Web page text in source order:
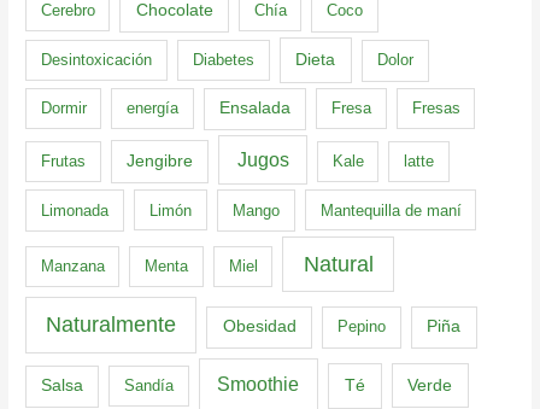
Cerebro Chocolate Chía Coco
Desintoxicación Diabetes Dieta Dolor
Dormir energía Ensalada Fresa Fresas
Frutas Jengibre Jugos Kale latte
Limonada Limón Mango Mantequilla de maní
Manzana Menta Miel Natural
Naturalmente Obesidad Pepino Piña
Salsa Sandía Smoothie Té Verde